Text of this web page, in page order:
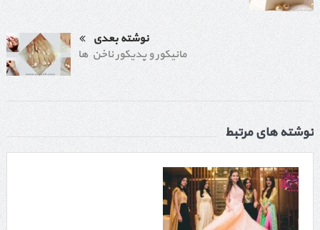
نوشته بعدی
مانیکور و پدیکور ناخن ها
نوشته های مرتبط